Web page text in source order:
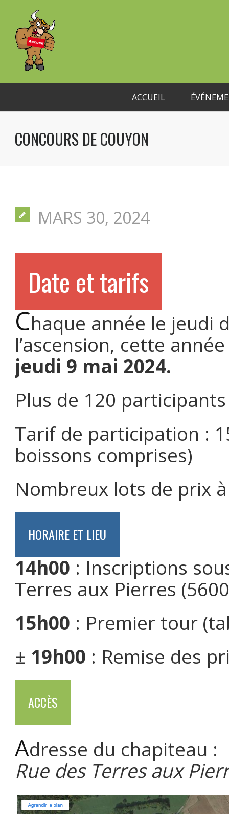
ACCUEIL
CONCOURS DE COUYON
MARS 30, 2024
Date et tarifs
Chaque année le jeudi
l’ascension, cette
jeudi 9 mai 2024.
Plus de 120
Tarif de participation :
boissons comprises)
Nombreux lots de prix
HORAIRE ET LIEU
14h00 : Inscriptions
Terres aux Pierres
15h00 : Premier tour
± 19h00 : Remise des
ACCÈS
Adresse du chapiteau :
Rue des Terres aux